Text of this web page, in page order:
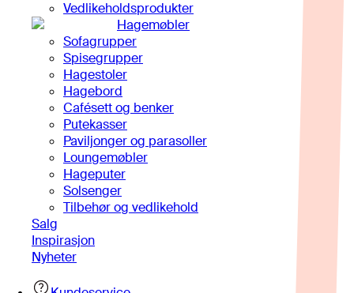
Vedlikeholdsprodukter
Hagemøbler
Sofagrupper
Spisegrupper
Hagestoler
Hagebord
Cafésett og benker
Putekasser
Paviljonger og parasoller
Loungemøbler
Hageputer
Solsenger
Tilbehør og vedlikehold
Salg
Inspirasjon
Nyheter